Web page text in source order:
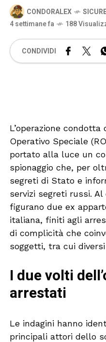
CONDORALEX
4 settimane fa
188
CONDIVIDI
L’operazione
Operativo Speciale
portato alla luce un
spionaggio che, per
segreti di Stato e
servizi segreti russi.
figurano due ex
italiana, finiti agli
di complicità che
soggetti, tra cui
I due volti
arrestati
Le indagini hanno
principali attori dello